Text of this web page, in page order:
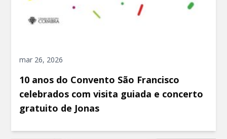
mar 26, 2026
10 anos do Convento São Francisco
celebrados com visita guiada e concerto
gratuito de Jonas